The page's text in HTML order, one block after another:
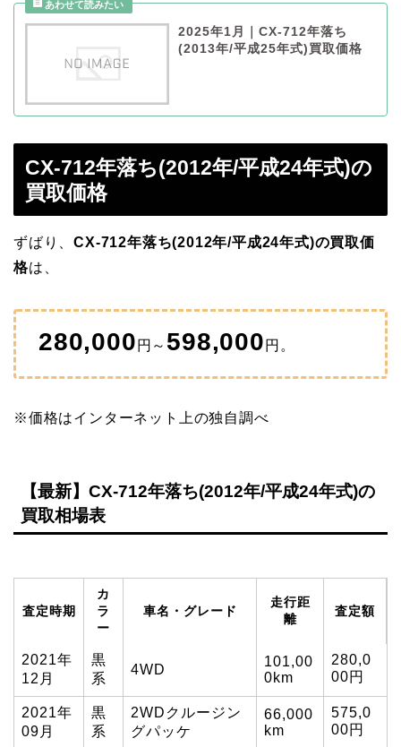
2025年1月｜CX-712年落ち
(2013年/平成25年式)買取価格
CX-712年落ち(2012年/平成24年式)の
買取価格
ずばり、CX-712年落ち(2012年/平成24年式)の買取価
格は、
280,000 円～ 598,000 円。
※価格はインターネット上の独自調べ
【最新】CX-712年落ち(2012年/平成24年式)の
買取相場表
査定時期
カ
ラ
ー
車名・グレード
走行距
離
査定額
2021年
12月
黒
系
4WD
101,00
0km
280,0
00円
2021年
09月
黒
系
2WDクルージン
グパッケ
66,000
km
575,0
00円